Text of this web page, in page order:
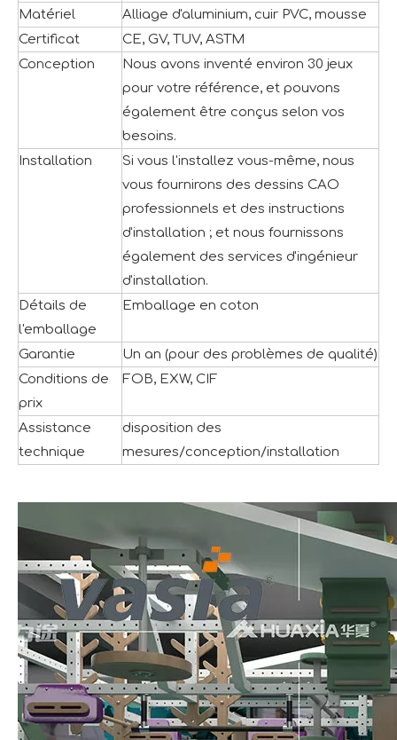
Matériel
Alliage d'aluminium, cuir PVC, mousse
Certificat
CE, GV, TUV, ASTM
Conception
Nous avons inventé environ 30 jeux
pour votre référence, et pouvons
également être conçus selon vos
besoins.
Installation
Si vous l'installez vous-même, nous
vous fournirons des dessins CAO
professionnels et des instructions
d'installation ; et nous fournissons
également des services d'ingénieur
d'installation.
Détails de
l'emballage
Emballage en coton
Garantie
Un an (pour des problèmes de qualité)
Conditions de
prix
FOB, EXW, CIF
Assistance
technique
disposition des
mesures/conception/installation